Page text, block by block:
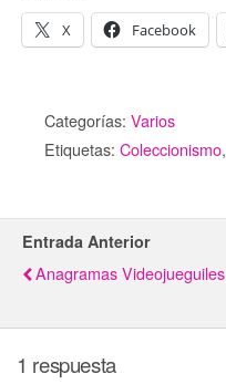
X Facebook
Categorías: Varios
Etiquetas: Coleccionismo,
Entrada Anterior
Anagramas Videojueguiles
1 respuesta